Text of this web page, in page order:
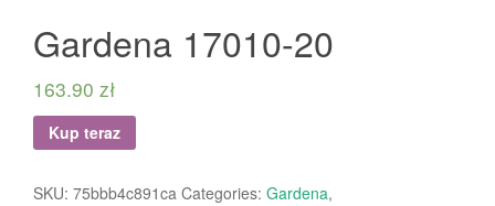
Gardena 17010-20
163.90 zł
Kup teraz
SKU: 75bbb4c891ca Categories: Gardena,